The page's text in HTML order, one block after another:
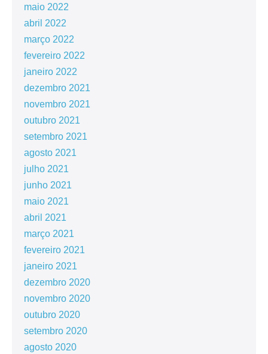
maio 2022
abril 2022
março 2022
fevereiro 2022
janeiro 2022
dezembro 2021
novembro 2021
outubro 2021
setembro 2021
agosto 2021
julho 2021
junho 2021
maio 2021
abril 2021
março 2021
fevereiro 2021
janeiro 2021
dezembro 2020
novembro 2020
outubro 2020
setembro 2020
agosto 2020